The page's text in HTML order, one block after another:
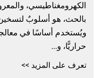
الكهرومغناطيسي،
بالحث، هو أسلوبٌ
ويُستخدم أساسًا في
حراريًّا، و...
تعرف على المزيد >>